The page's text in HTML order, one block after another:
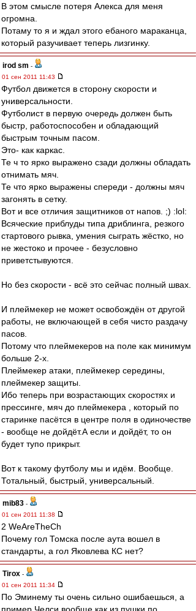
В этом смысле потеря Алекса для меня
огромна.
Потаму то я и ждал этого ебаного мараканца,
который разучивает теперь лизгинку.
irod sm -
01 сен 2011 11:43
Футбол движется в сторону скорости и
универсальности.
Футболист в первую очередь должен быть
быстр, работоспособен и обладающий
быстрым точным пасом.
Это- как каркас.
Те ч то ярко выражено сзади должны обладать
отнимать мяч.
Те что ярко выражены спереди - должны мяч
загонять в сетку.
Вот и все отличия защитников от напов. ;) :lol:
Всяческие приблуды типа дриблинга, резкого
стартового рывка, умения сыграть жёстко, но
не жестоко и прочее - безусловно
приветстывуются.
Но без скорости - всё это сейчас полный швах.
И плеймекер не может освобождён от другой
работы, не включающей в себя чисто раздачу
пасов.
Потому что плеймекеров на поле как минимум
больше 2-х.
Плеймекер атаки, плеймекер середины,
плеймекер защиты.
Ибо теперь при возрастающих скоростях и
прессинге, мяч до плеймекера , который по
старинке пасётся в центре поля в одиночестве
- вообще не дойдёт.А если и дойдёт, то он
будет тупо прикрыт.
Вот к такому футболу мы и идём. Вообще.
Тотальный, быстрый, универсальный.
mib83 -
01 сен 2011 11:38
2 WeAreTheCh
Почему гол Томска после аута вошел в
стандарты, а гол Яковлева КС нет?
Tirox -
01 сен 2011 11:34
По Эминему ты очень сильно ошибаешься, а